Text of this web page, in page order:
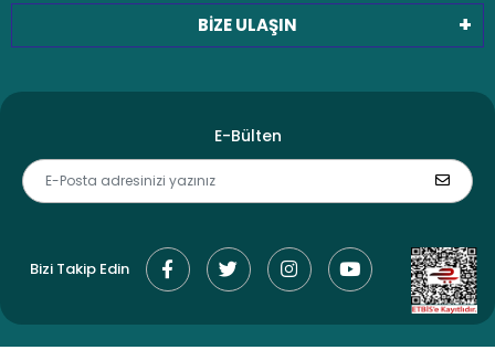
BİZE ULAŞIN
E-Bülten
Bizi Takip Edin